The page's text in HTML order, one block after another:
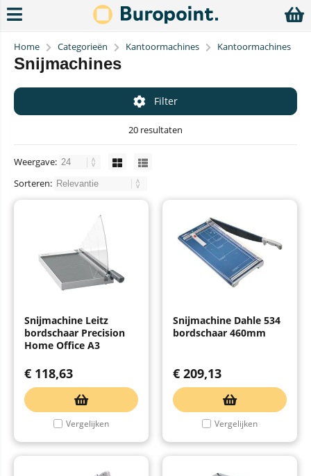
Home Categorieën Kantoormachines Kantoormachines
Snijmachines
Filter
20 resultaten
Weergave:
Sorteren:
Snijmachine Leitz
bordschaar Precision
Home Office A3
€ 118,63
Vergelijken
Snijmachine Dahle 534
bordschaar 460mm
€ 209,13
Vergelijken